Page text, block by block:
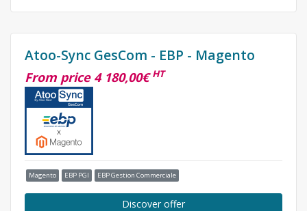
Atoo-Sync GesCom - EBP - Magento
From price 4 180,00€HT
Magento EBP PGI EBP Gestion Commerciale
Discover offer